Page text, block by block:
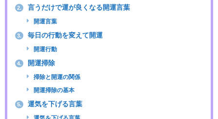
2. 言うだけで運が良くなる開運言葉
開運言葉
3. 毎日の行動を変えて開運
開運行動
4. 開運掃除
掃除と開運の関係
開運掃除の基本
5. 運気を下げる言葉